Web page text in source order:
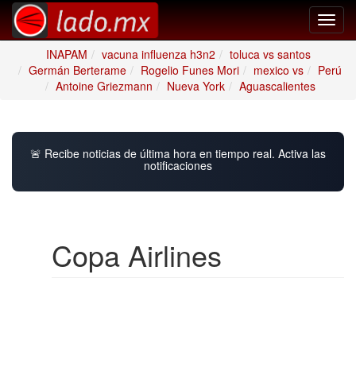
INAPAM
vacuna influenza h3n2
toluca vs santos
Germán Berterame
Rogelio Funes Mori mexico vs
Perú
Antoine Griezmann
Nueva York Aguascalientes
🚨 Recibe noticias de última hora en tiempo real. Activa las
notificaciones
Copa Airlines